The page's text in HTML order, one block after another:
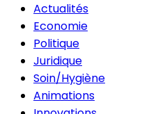
Actualités
Economie
Politique
Juridique
Soin/Hygiène
Animations